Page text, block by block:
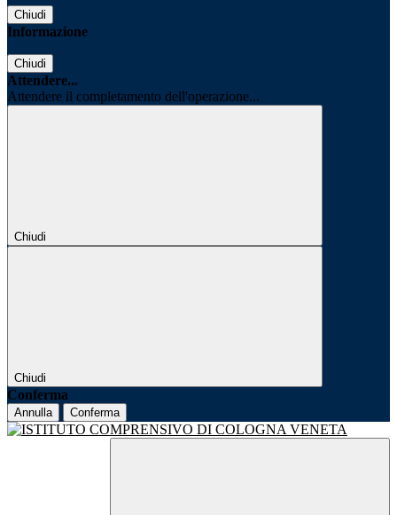
Chiudi
Informazione
Chiudi
Attendere...
Attendere il completamento dell'operazione...
Chiudi
Chiudi
Conferma
Annulla Conferma